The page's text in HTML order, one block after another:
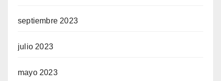
septiembre 2023
julio 2023
mayo 2023